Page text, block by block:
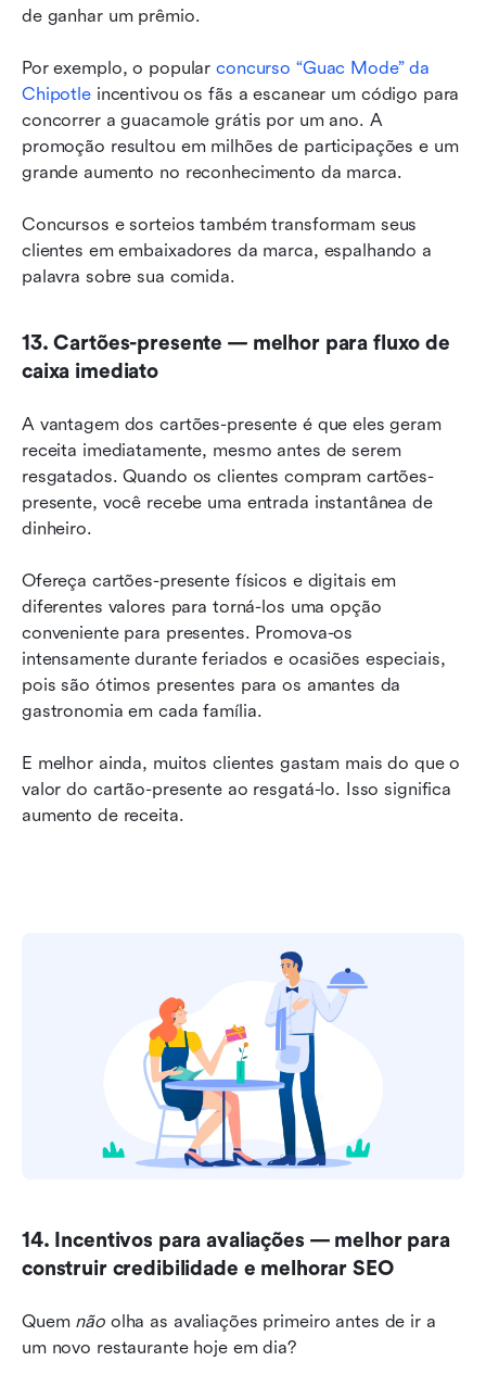
de ganhar um prêmio.
Por exemplo, o popular concurso “Guac Mode” da
Chipotle incentivou os fãs a escanear um código para
concorrer a guacamole grátis por um ano. A
promoção resultou em milhões de participações e um
grande aumento no reconhecimento da marca.
Concursos e sorteios também transformam seus
clientes em embaixadores da marca, espalhando a
palavra sobre sua comida.
13. Cartões-presente — melhor para fluxo de
caixa imediato
A vantagem dos cartões-presente é que eles geram
receita imediatamente, mesmo antes de serem
resgatados. Quando os clientes compram cartões-
presente, você recebe uma entrada instantânea de
dinheiro.
Ofereça cartões-presente físicos e digitais em
diferentes valores para torná-los uma opção
conveniente para presentes. Promova-os
intensamente durante feriados e ocasiões especiais,
pois são ótimos presentes para os amantes da
gastronomia em cada família.
E melhor ainda, muitos clientes gastam mais do que o
valor do cartão-presente ao resgatá-lo. Isso significa
aumento de receita.
14. Incentivos para avaliações — melhor para
construir credibilidade e melhorar SEO
Quem não olha as avaliações primeiro antes de ir a
um novo restaurante hoje em dia?